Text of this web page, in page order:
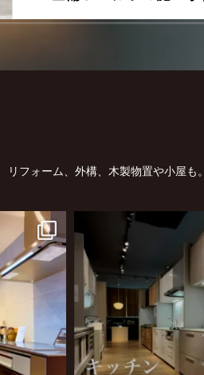
リフォーム、外構、木製物置や小屋も。